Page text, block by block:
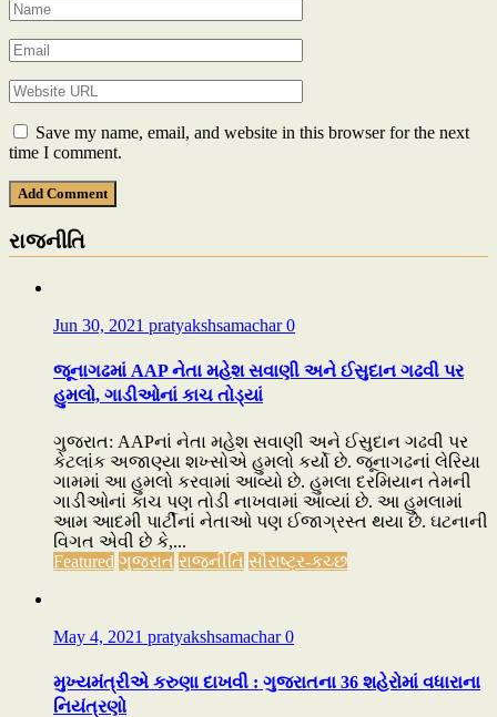
Save my name, email, and website in this browser for the next
time I comment.
રાજનીતિ
Jun 30, 2021 pratyakshsamachar0
જૂનાગઢમાં AAP નેતા મહેશ સવાણી અને ઈસુદાન ગઢવી પર
હુમલો, ગાડીઓનાં કાચ તોડ્યાં
ગુજરાત: AAPનાં નેતા મહેશ સવાણી અને ઈસુદાન ગઢવી પર
કેટલાંક અજાણ્યા શખ્સોએ હુમલો કર્યો છે. જૂનાગઢનાં લેરિયા
ગામમાં આ હુમલો કરવામાં આવ્યો છે. હુમલા દરમિયાન તેમની
ગાડીઓનાં કાચ પણ તોડી નાખવામાં આવ્યાં છે. આ હુમલામાં
આમ આદમી પાર્ટીનાં નેતાઓ પણ ઈજાગ્રસ્ત થયા છે. ઘટનાની
વિગત એવી છે કે,...
Featured ગુજરાત રાજનીતિ સૌરાષ્ટ્ર-કચ્છ
May 4, 2021 pratyakshsamachar0
મુખ્યમંત્રીએ કરુણા દાખવી : ગુજરાતના 36 શહેરોમાં વધારાના
નિયંત્રણો